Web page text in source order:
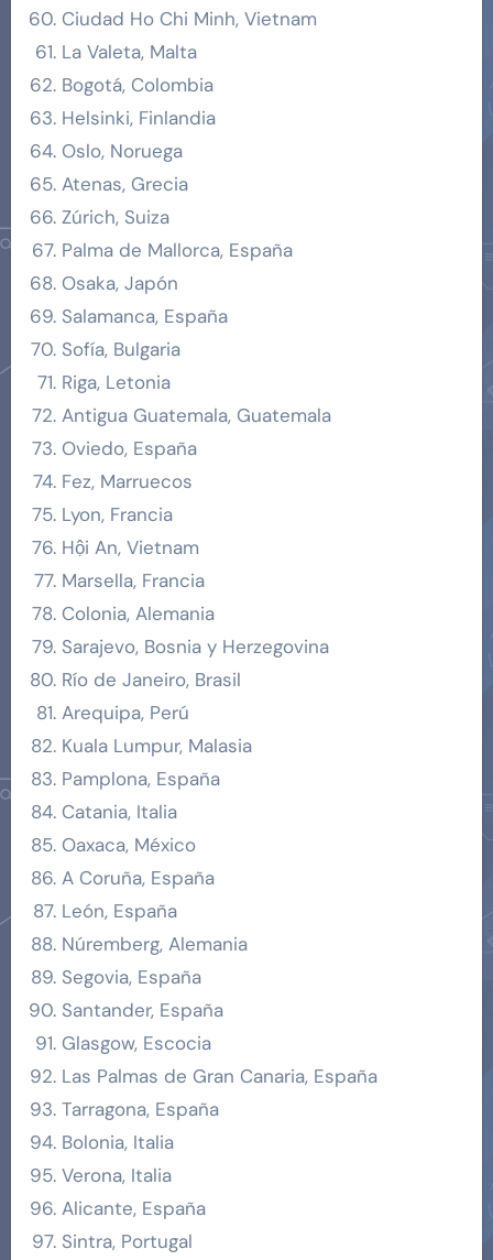
Ciudad Ho Chi Minh, Vietnam
La Valeta, Malta
Bogotá, Colombia
Helsinki, Finlandia
Oslo, Noruega
Atenas, Grecia
Zúrich, Suiza
Palma de Mallorca, España
Osaka, Japón
Salamanca, España
Sofía, Bulgaria
Riga, Letonia
Antigua Guatemala, Guatemala
Oviedo, España
Fez, Marruecos
Lyon, Francia
Hội An, Vietnam
Marsella, Francia
Colonia, Alemania
Sarajevo, Bosnia y Herzegovina
Río de Janeiro, Brasil
Arequipa, Perú
Kuala Lumpur, Malasia
Pamplona, España
Catania, Italia
Oaxaca, México
A Coruña, España
León, España
Núremberg, Alemania
Segovia, España
Santander, España
Glasgow, Escocia
Las Palmas de Gran Canaria, España
Tarragona, España
Bolonia, Italia
Verona, Italia
Alicante, España
Sintra, Portugal